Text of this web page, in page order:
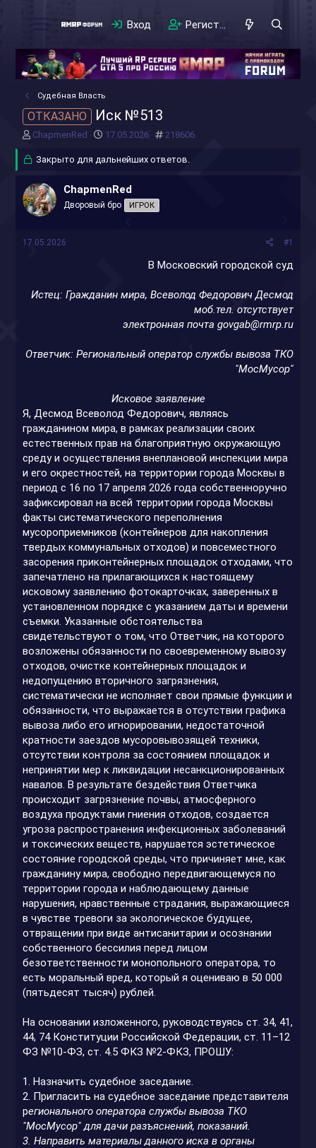
Вход Регистрация
Судебная Власть
ОТКАЗАНО Иск №513
А
т
р
т
е
ChapmenRed
Д
т
н
ч
17.05.2026 #
218606
Закрыто для дальнейших ответов.
ChapmenRed
Дворовый бро ИГРОК
17.05.2026 #1
В Московский городской суд
Истец: Гражданин мира, Всеволод Федорович Десмод
моб.тел. отсутствует
электронная почта govgab@rmrp.ru
Ответчик: Региональный оператор службы вывоза ТКО
"МосМусор"
Исковое заявление
Я, Десмод Всеволод Федорович, являясь
гражданином мира, в рамках реализации своих
естественных прав на благоприятную окружающую
среду и осуществления внеплановой инспекции мира
и его окрестностей, на территории города Москвы в
период с 16 по 17 апреля 2026 года собственноручно
зафиксировал на всей территории города Москвы
факты систематического переполнения
мусороприемников (контейнеров для накопления
твердых коммунальных отходов) и повсеместного
засорения приконтейнерных площадок отходами, что
запечатлено на прилагающихся к настоящему
исковому заявлению фотокарточках, заверенных в
установленном порядке с указанием даты и времени
съемки. Указанные обстоятельства
свидетельствуют о том, что Ответчик, на которого
возложены обязанности по своевременному вывозу
отходов, очистке контейнерных площадок и
недопущению вторичного загрязнения,
систематически не исполняет свои прямые функции и
обязанности, что выражается в отсутствии графика
вывоза либо его игнорировании, недостаточной
кратности заездов мусоровывозящей техники,
отсутствии контроля за состоянием площадок и
непринятии мер к ликвидации несанкционированных
навалов. В результате бездействия Ответчика
происходит загрязнение почвы, атмосферного
воздуха продуктами гниения отходов, создается
угроза распространения инфекционных заболеваний
и токсических веществ, нарушается эстетическое
состояние городской среды, что причиняет мне, как
гражданину мира, свободно передвигающемуся по
территории города и наблюдающему данные
нарушения, нравственные страдания, выражающиеся
в чувстве тревоги за экологическое будущее,
отвращении при виде антисанитарии и осознании
собственного бессилия перед лицом
безответственности монопольного оператора, то
есть моральный вред, который я оцениваю в 50 000
(пятьдесят тысяч) рублей.
На основании изложенного, руководствуясь ст. 34, 41,
44, 74 Конституции Российской Федерации, ст. 11–12
ФЗ №10-ФЗ, ст. 4.5 ФКЗ №2-ФКЗ, ПРОШУ:
1. Назначить судебное заседание.
2. Пригласить на судебное заседание представителя
регионального оператораслужбы вывоза ТКО
"МосМусор" для дачи разъяснений, показаний.
3. Направить материалы данного иска в органы